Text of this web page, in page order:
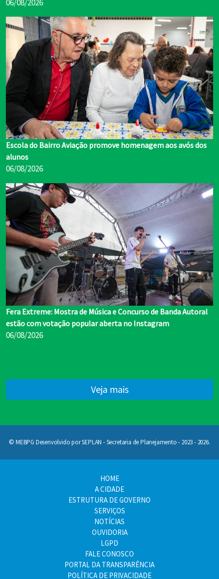
06/08/2026
Escola do Bairro Aviação promove homenagem aos avós dos
alunos
06/08/2026
Fera Extreme: Mostra de Música e Concurso de Banda Autoral
estão com votação popular aberta no Instagram
06/08/2026
Veja mais
© MEBPG Desenvolvido por SEPLAN - Secretaria de Planejamento - 2023 - 2026.
HOME
A CIDADE
ESTRUTURA DE GOVERNO
SERVIÇOS
NOTÍCIAS
OUVIDORIA
LGPD
FALE CONOSCO
PORTAL DA TRANSPARÊNCIA
POLÍTICA DE PRIVACIDADE